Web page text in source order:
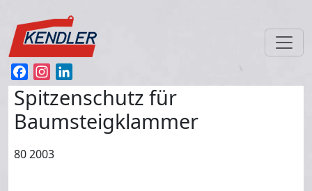
FacebookInstagram
Spitzenschutz für
Baumsteigklammer
80 2003